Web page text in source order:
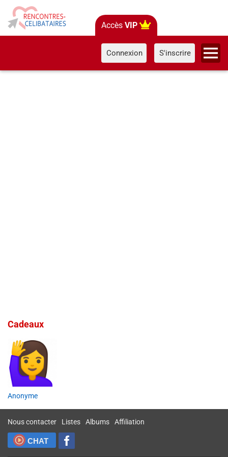
Accès VIP
Connexion S'inscrire
Cadeaux
Anonyme
Nous contacter Listes Albums Affiliation
CHAT